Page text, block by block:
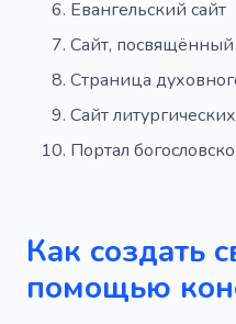
Евангельский сайт
Сайт,
Страница
Сайт
Портал
Как создать
помощью